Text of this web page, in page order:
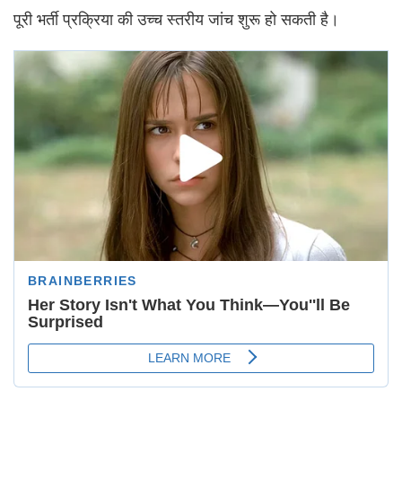
पूरी भर्ती प्रक्रिया की उच्च स्तरीय जांच शुरू हो सकती है।